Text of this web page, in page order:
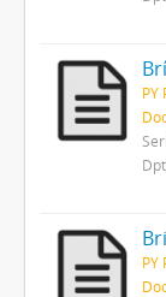
PY
PY